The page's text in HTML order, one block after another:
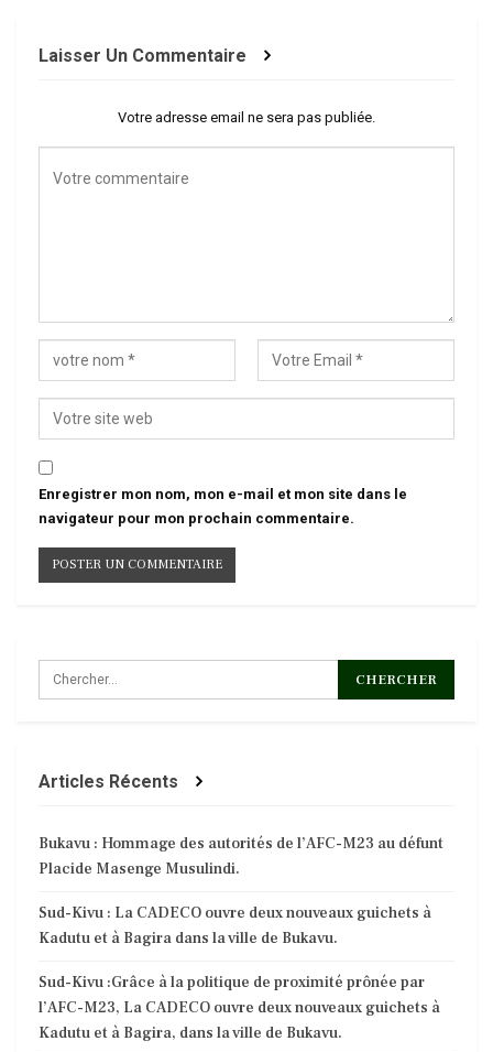
Laisser Un Commentaire
Votre adresse email ne sera pas publiée.
Enregistrer mon nom, mon e-mail et mon site dans le
navigateur pour mon prochain commentaire.
Articles Récents
Bukavu : Hommage des autorités de l’AFC-M23 au défunt
Placide Masenge Musulindi.
Sud-Kivu : La CADECO ouvre deux nouveaux guichets à
Kadutu et à Bagira dans la ville de Bukavu.
Sud-Kivu :Grâce à la politique de proximité prônée par
l’AFC-M23, La CADECO ouvre deux nouveaux guichets à
Kadutu et à Bagira, dans la ville de Bukavu.